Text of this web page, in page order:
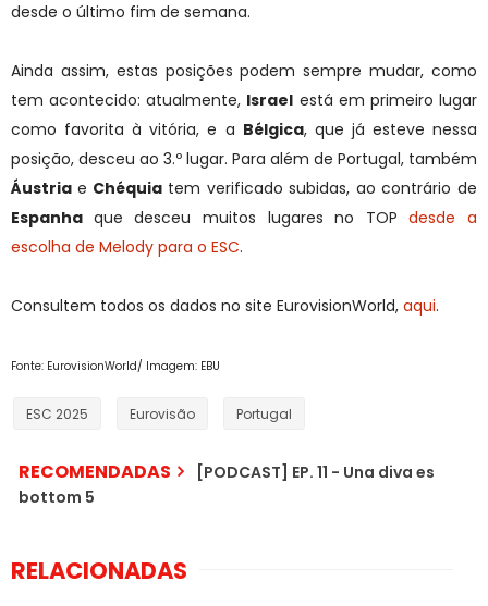
desde o último fim de semana.
Ainda assim, estas posições podem sempre mudar, como
tem acontecido: atualmente, Israel está em primeiro lugar
como favorita à vitória, e a Bélgica, que já esteve nessa
posição, desceu ao 3.º lugar. Para além de Portugal, também
Áustria e Chéquia tem verificado subidas, ao contrário de
Espanha que desceu muitos lugares no TOPdesde a
escolha de Melody para o ESC.
Consultem todos os dados no site EurovisionWorld, aqui.
Fonte: EurovisionWorld/ Imagem: EBU
ESC 2025 Eurovisão Portugal
RECOMENDADAS
[PODCAST] EP. 11 - Una diva es
bottom 5
RELACIONADAS